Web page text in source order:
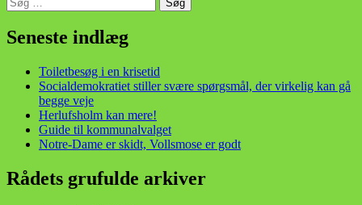
efter:
Seneste indlæg
Toiletbesøg i en krisetid
Socialdemokratiet stiller svære spørgsmål, der virkelig kan gå
begge veje
Herlufsholm kan mere!
Guide til kommunalvalget
Notre-Dame er skidt, Vollsmose er godt
Rådets grufulde arkiver